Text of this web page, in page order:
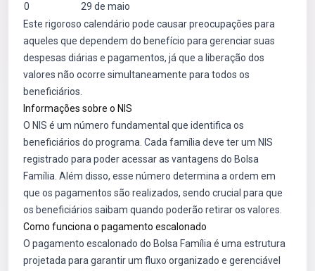
0
29 de maio
Este rigoroso calendário pode causar preocupações para
aqueles que dependem do benefício para gerenciar suas
despesas diárias e pagamentos, já que a liberação dos
valores não ocorre simultaneamente para todos os
beneficiários.
Informações sobre o NIS
O NIS é um número fundamental que identifica os
beneficiários do programa. Cada família deve ter um NIS
registrado para poder acessar as vantagens do Bolsa
Família. Além disso, esse número determina a ordem em
que os pagamentos são realizados, sendo crucial para que
os beneficiários saibam quando poderão retirar os valores.
Como funciona o pagamento escalonado
O pagamento escalonado do Bolsa Família é uma estrutura
projetada para garantir um fluxo organizado e gerenciável